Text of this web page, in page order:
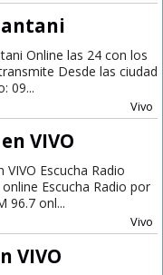
Online las 24 con los
Desde las ciudad
09...
Vivo
VIVO
VIVO Escucha Radio
Escucha Radio por
96.7 onl...
Vivo
VIVO